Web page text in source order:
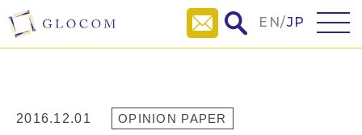
EN/JP
2016.12.01 OPINION PAPER